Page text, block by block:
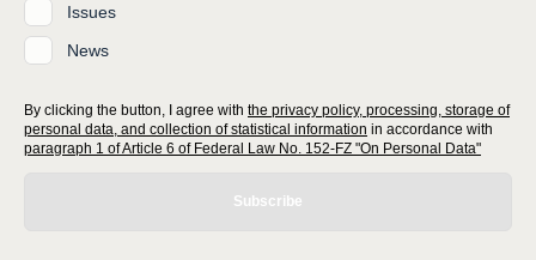
Issues
News
By clicking the button, I agree with the privacy policy, processing, storage of
personal data, and collection of statistical information in accordance with
paragraph 1 of Article 6 of Federal Law No. 152-FZ "On Personal Data"
Subscribe